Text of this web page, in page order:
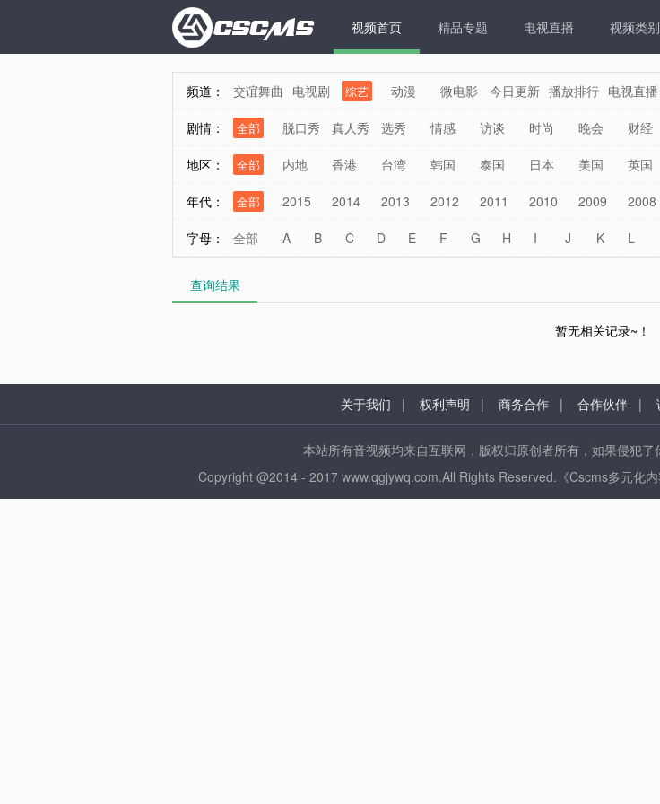
视频首页 精品专题 电视直播 视频类别
频道： 交谊舞曲 电视剧 综艺 动漫 微电影 今日更新 播放排行 电视直播
剧情： 全部 脱口秀 真人秀 选秀 情感 访谈 时尚 晚会 财经
地区： 全部 内地 香港 台湾 韩国 泰国 日本 美国 英国
年代： 全部 2015 2014 2013 2012 2011 2010 2009 2008
字母： 全部 A B C D E F G H I J K L
查询结果
暂无相关记录~！
关于我们 | 权利声明 | 商务合作 | 合作伙伴 |
本站所有音视频均来自互联网，版权归原创者所有，如果侵犯
Copyright @2014 - 2017 www.qgjywq.com.All Rights Reserved.《Cscms多元